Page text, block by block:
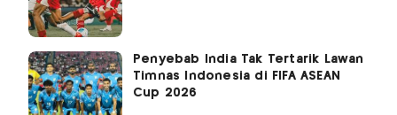
Penyebab India Tak Tertarik Lawan
Timnas Indonesia di FIFA ASEAN
Cup 2026